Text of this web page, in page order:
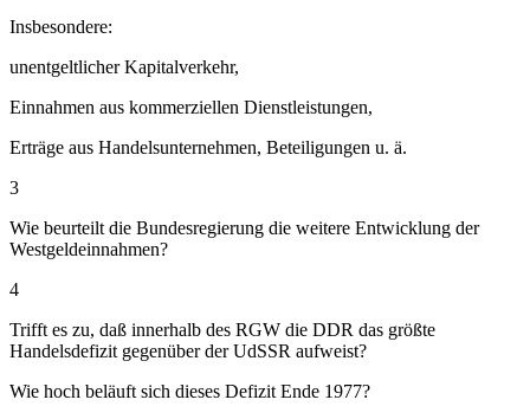
Insbesondere:
unentgeltlicher Kapitalverkehr,
Einnahmen aus kommerziellen Dienstleistungen,
Erträge aus Handelsunternehmen, Beteiligungen u. ä.
3
Wie beurteilt die Bundesregierung die weitere Entwicklung der
Westgeldeinnahmen?
4
Trifft es zu, daß innerhalb des RGW die DDR das größte
Handelsdefizit gegenüber der UdSSR aufweist?
Wie hoch beläuft sich dieses Defizit Ende 1977?